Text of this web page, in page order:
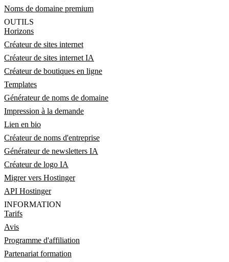
Noms de domaine premium
OUTILS
Horizons
Créateur de sites internet
Créateur de sites internet IA
Créateur de boutiques en ligne
Templates
Générateur de noms de domaine
Impression à la demande
Lien en bio
Créateur de noms d'entreprise
Générateur de newsletters IA
Créateur de logo IA
Migrer vers Hostinger
API Hostinger
INFORMATION
Tarifs
Avis
Programme d'affiliation
Partenariat formation